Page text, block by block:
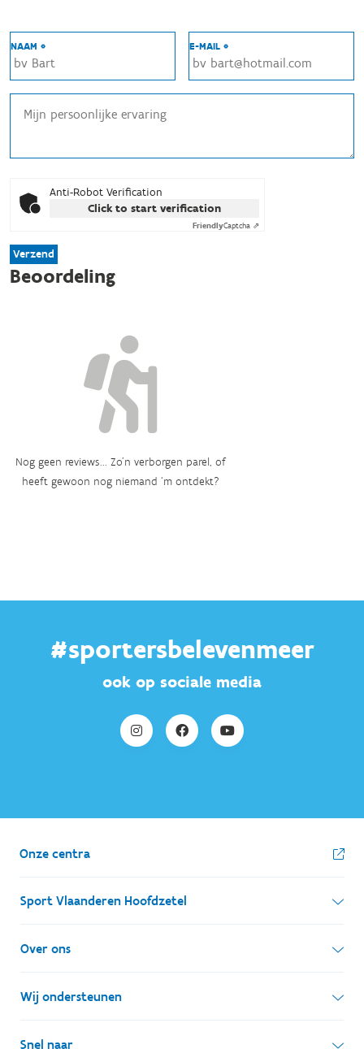
NAAM * E-MAIL *
Anti-Robot Verification
Click to start verification
FriendlyCaptcha ⇗
Verzend
Beoordeling
Nog geen reviews... Zo’n verborgen parel, of
heeft gewoon nog niemand ‘m ontdekt?
#sportersbelevenmeer
ook op sociale media
Onze centra
Sport Vlaanderen Hoofdzetel
Simon Bolivarlaan 17
1000 Brussel
Ondernemingsnummer: BE 0248.142.826
Over ons
Wie zijn we, wat doen we
Onze centra
Wij ondersteunen
Lokale besturen
Snel naar